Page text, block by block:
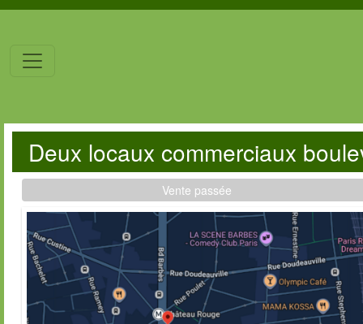
Deux locaux commerciaux
Vente passée